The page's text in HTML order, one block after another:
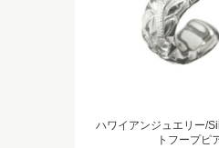
ハワイアンジュエリー/
トフープピ